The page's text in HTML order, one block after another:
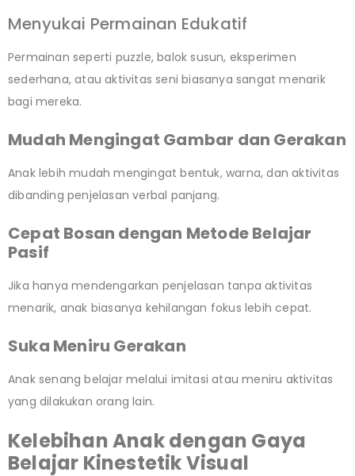
Menyukai Permainan Edukatif
Permainan seperti puzzle, balok susun, eksperimen
sederhana, atau aktivitas seni biasanya sangat menarik
bagi mereka.
Mudah Mengingat Gambar dan Gerakan
Anak lebih mudah mengingat bentuk, warna, dan aktivitas
dibanding penjelasan verbal panjang.
Cepat Bosan dengan Metode Belajar
Pasif
Jika hanya mendengarkan penjelasan tanpa aktivitas
menarik, anak biasanya kehilangan fokus lebih cepat.
Suka Meniru Gerakan
Anak senang belajar melalui imitasi atau meniru aktivitas
yang dilakukan orang lain.
Kelebihan Anak dengan Gaya
Belajar Kinestetik Visual